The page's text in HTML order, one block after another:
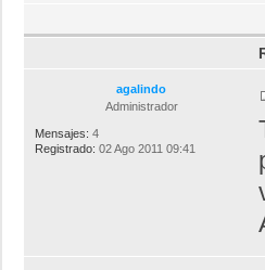
agalindo
Administrador
Mensajes: 4
Registrado: 02 Ago 2011 09:41